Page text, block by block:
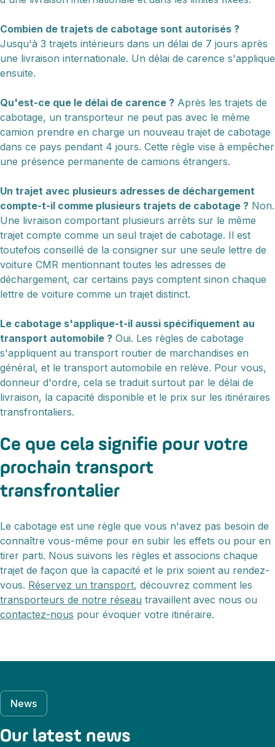
Combien de trajets de cabotage sont autorisés ?
Jusqu'à 3 trajets intérieurs dans un délai de 7 jours après
une livraison internationale. Un délai de carence s'applique
ensuite.
Qu'est-ce que le délai de carence ? Après les trajets de
cabotage, un transporteur ne peut pas avec le même
camion prendre en charge un nouveau trajet de cabotage
dans ce pays pendant 4 jours. Cette règle vise à empêcher
une présence permanente de camions étrangers.
Un trajet avec plusieurs adresses de déchargement
compte-t-il comme plusieurs trajets de cabotage ? Non.
Une livraison comportant plusieurs arrêts sur le même
trajet compte comme un seul trajet de cabotage. Il est
toutefois conseillé de la consigner sur une seule lettre de
voiture CMR mentionnant toutes les adresses de
déchargement, car certains pays comptent sinon chaque
lettre de voiture comme un trajet distinct.
Le cabotage s'applique-t-il aussi spécifiquement au
transport automobile ? Oui. Les règles de cabotage
s'appliquent au transport routier de marchandises en
général, et le transport automobile en relève. Pour vous,
donneur d'ordre, cela se traduit surtout par le délai de
livraison, la capacité disponible et le prix sur les itinéraires
transfrontaliers.
Ce que cela signifie pour votre
prochain transport
transfrontalier
Le cabotage est une règle que vous n'avez pas besoin de
connaître vous-même pour en subir les effets ou pour en
tirer parti. Nous suivons les règles et associons chaque
trajet de façon que la capacité et le prix soient au rendez-
vous. Réservez un transport, découvrez comment les
transporteurs de notre réseau travaillent avec nous ou
contactez-nous pour évoquer votre itinéraire.
News
Our latest news